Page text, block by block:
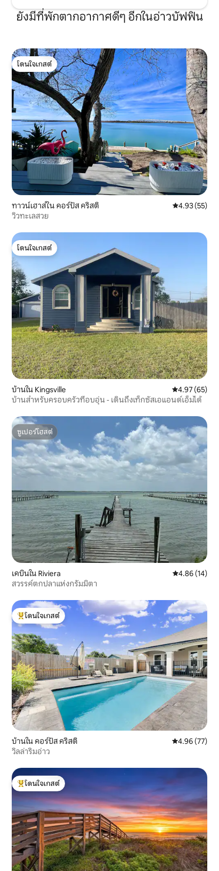
ยังมีที่พักตากอากาศดีๆ อีกในอ่าวบัฟฟิน
โดนใจเกสต์
โดนใจเกสต์
ทาวน์เฮาส์ใน คอร์ปัส คริสติ คะแนนเฉลี่ย
4.93 (55)
วิวทะเลสวย
โดนใจเกสต์
โดนใจเกสต์
บ้านใน Kingsville คะแนนเฉลี่ย
4.97 (65)
บ้านสำหรับครอบครัวที่อบอุ่น - เดินถึงเท็กซัสเอแอนด์เอ็มได้
ซูเปอร์โฮสต์
ซูเปอร์โฮสต์
เคบินใน Riviera คะแนนเฉลี่ย
4.86 (14)
สวรรค์ตกปลาแห่งกรัมมิตา
โดนใจเกสต์ที่สุด
โดนใจเกสต์
บ้านใน คอร์ปัส คริสติ คะแนนเฉลี่ย
4.96 (77)
วิลล่าริมอ่าว
โดนใจเกสต์ที่สุด
โดนใจเกสต์